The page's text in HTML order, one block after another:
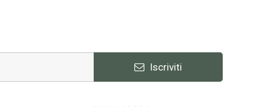
Iscriviti